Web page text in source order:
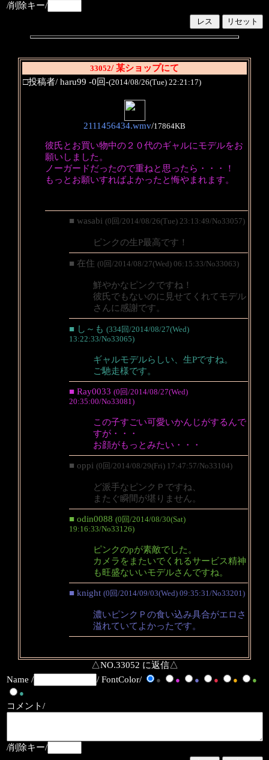
/削除キー/
33052/ 某ショップにて
□投稿者/ haru99 -0回-(2014/08/26(Tue) 22:21:17)
2111456434.wmv/17864KB
彼氏とお買い物中の２０代のギャルにモデルをお
願いしました。
ノーガードだったので重ねと思ったら・・・！
もっとお願いすればよかったと悔やまれます。
■ wasabi (0回/2014/08/26(Tue) 23:13:49/No33057)
ピンクの生P最高です！
■ 在住 (0回/2014/08/27(Wed) 06:15:33/No33063)
鮮やかなピンクですね！
彼氏でもないのに見せてくれてモデル
さんに感謝です。
■ し～も (334回/2014/08/27(Wed)
13:22:33/No33065)
ギャルモデルらしい、生Pですね。
ご馳走様です。
■ Ray0033 (0回/2014/08/27(Wed)
20:35:00/No33081)
この子すごい可愛いかんじがするんで
すが・・・
お顔がもっとみたい・・・
■ oppi (0回/2014/08/29(Fri) 17:47:57/No33104)
ど派手なピンクＰですね、
またぐ瞬間が堪りません。
■ odin0088 (0回/2014/08/30(Sat)
19:16:33/No33126)
ピンクのpが素敵でした。
カメラをまたいでくれるサービス精神
も旺盛ないいモデルさんですね。
■ knight (0回/2014/09/03(Wed) 09:35:31/No33201)
濃いピンクＰの食い込み具合がエロさ
溢れていてよかったです。
△NO.33052 に返信△
Name /
/ FontColor/ ● ● ● ● ●
●
●
コメント/
/削除キー/